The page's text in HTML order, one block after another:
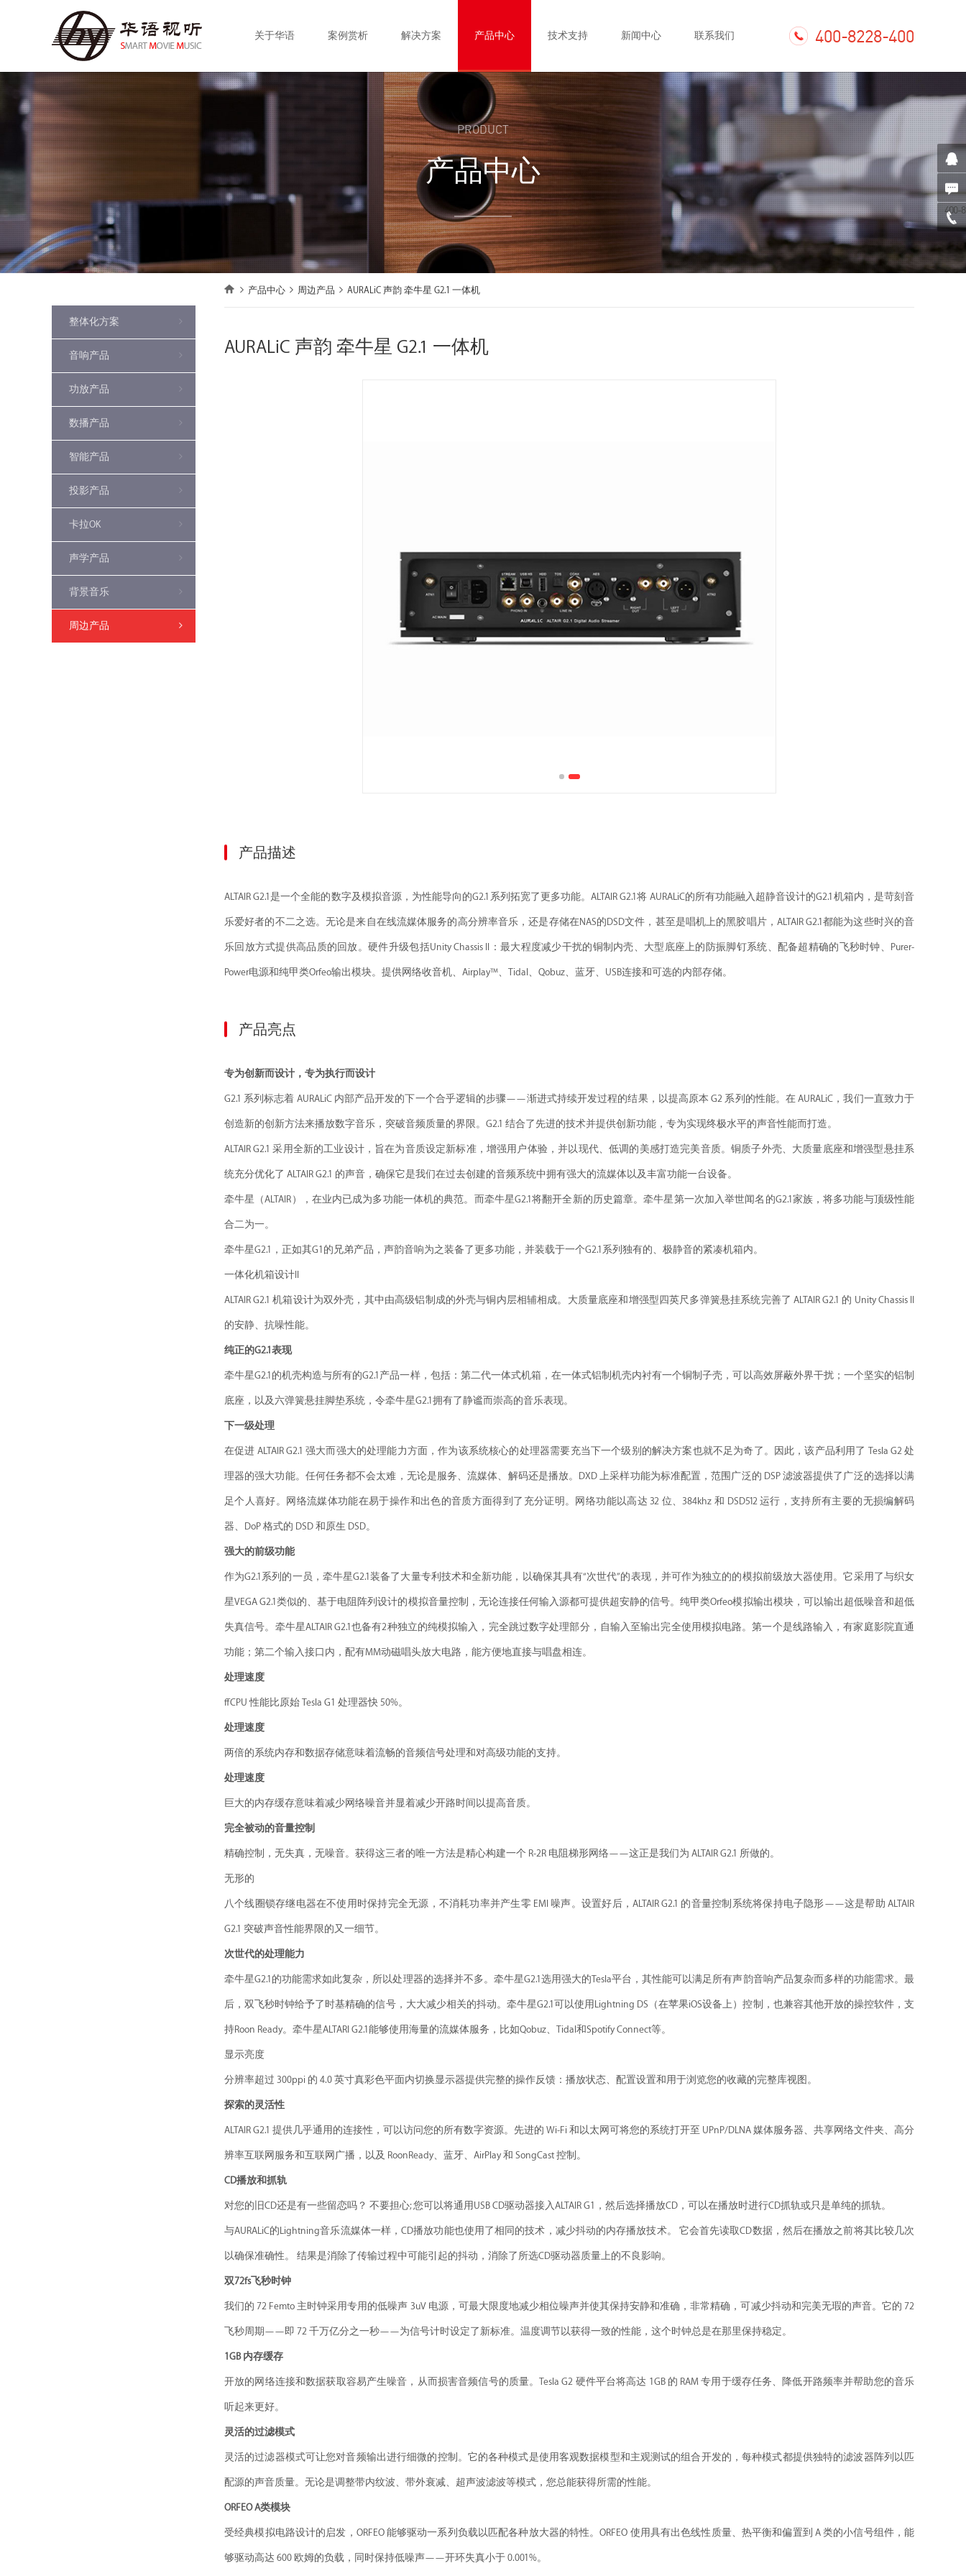
400-8228-400
关于华语 案例赏析 解决方案 产品中心 技术支持 新闻中心 联系我们
PRODUCT
产品中心
整体化方案
音响产品
功放产品
数播产品
智能产品
投影产品
卡拉OK
声学产品
背景音乐
周边产品
产品中心 周边产品 AURALiC 声韵 牵牛星 G2.1 一体机
AURALiC 声韵 牵牛星 G2.1 一体机
产品描述
ALTAIR G2.1是一个全能的数字及模拟音源，为性能导向的G2.1系列拓宽了更多功能。ALTAIR G2.1将 AURALiC的所有功能融入超静音设计的G2.1机箱内，是苛刻音
乐爱好者的不二之选。无论是来自在线流媒体服务的高分辨率音乐，还是存储在NAS的DSD文件，甚至是唱机上的黑胶唱片，ALTAIR G2.1都能为这些时兴的音
乐回放方式提供高品质的回放。硬件升级包括Unity Chassis II：最大程度减少干扰的铜制内壳、大型底座上的防振脚钉系统、配备超精确的飞秒时钟、Purer-
Power电源和纯甲类Orfeo输出模块。提供网络收音机、Airplay™、Tidal、Qobuz、蓝牙、USB连接和可选的内部存储。
产品亮点
专为创新而设计，专为执行而设计
G2.1 系列标志着 AURALiC 内部产品开发的下一个合乎逻辑的步骤——渐进式持续开发过程的结果，以提高原本 G2 系列的性能。在 AURALiC，我们一直致力于
创造新的创新方法来播放数字音乐，突破音频质量的界限。G2.1 结合了先进的技术并提供创新功能，专为实现终极水平的声音性能而打造。
ALTAIR G2.1 采用全新的工业设计，旨在为音质设定新标准，增强用户体验，并以现代、低调的美感打造完美音质。铜质子外壳、大质量底座和增强型悬挂系
统充分优化了 ALTAIR G2.1 的声音，确保它是我们在过去创建的音频系统中拥有强大的流媒体以及丰富功能一台设备。
牵牛星（ALTAIR），在业内已成为多功能一体机的典范。而牵牛星G2.1将翻开全新的历史篇章。牵牛星第一次加入举世闻名的G2.1家族，将多功能与顶级性能
合二为一。
牵牛星G2.1，正如其G1的兄弟产品，声韵音响为之装备了更多功能，并装载于一个G2.1系列独有的、极静音的紧凑机箱内。
一体化机箱设计II
ALTAIR G2.1 机箱设计为双外壳，其中由高级铝制成的外壳与铜内层相辅相成。大质量底座和增强型四英尺多弹簧悬挂系统完善了 ALTAIR G2.1 的 Unity Chassis II
的安静、抗噪性能。
纯正的G2.1表现
牵牛星G2.1的机壳构造与所有的G2.1产品一样，包括：第二代一体式机箱，在一体式铝制机壳内衬有一个铜制子壳，可以高效屏蔽外界干扰；一个坚实的铝制
底座，以及六弹簧悬挂脚垫系统，令牵牛星G2.1拥有了静谧而崇高的音乐表现。
下一级处理
在促进 ALTAIR G2.1 强大而强大的处理能力方面，作为该系统核心的处理器需要充当下一个级别的解决方案也就不足为奇了。因此，该产品利用了 Tesla G2 处
理器的强大功能。任何任务都不会太难，无论是服务、流媒体、解码还是播放。DXD 上采样功能为标准配置，范围广泛的 DSP 滤波器提供了广泛的选择以满
足个人喜好。网络流媒体功能在易于操作和出色的音质方面得到了充分证明。网络功能以高达 32 位、384khz 和 DSD512 运行，支持所有主要的无损编解码
器、DoP 格式的 DSD 和原生 DSD。
强大的前级功能
作为G2.1系列的一员，牵牛星G2.1装备了大量专利技术和全新功能，以确保其具有“次世代”的表现，并可作为独立的的模拟前级放大器使用。它采用了与织女
星VEGA G2.1类似的、基于电阻阵列设计的模拟音量控制，无论连接任何输入源都可提供超安静的信号。纯甲类Orfeo模拟输出模块，可以输出超低噪音和超低
失真信号。牵牛星ALTAIR G2.1也备有2种独立的纯模拟输入，完全跳过数字处理部分，自输入至输出完全使用模拟电路。第一个是线路输入，有家庭影院直通
功能；第二个输入接口内，配有MM动磁唱头放大电路，能方便地直接与唱盘相连。
处理速度
ffCPU 性能比原始 Tesla G1 处理器快 50%。
处理速度
两倍的系统内存和数据存储意味着流畅的音频信号处理和对高级功能的支持。
处理速度
巨大的内存缓存意味着减少网络噪音并显着减少开路时间以提高音质。
完全被动的音量控制
精确控制，无失真，无噪音。获得这三者的唯一方法是精心构建一个 R-2R 电阻梯形网络——这正是我们为 ALTAIR G2.1 所做的。
无形的
八个线圈锁存继电器在不使用时保持完全无源，不消耗功率并产生零 EMI 噪声。设置好后，ALTAIR G2.1 的音量控制系统将保持电子隐形——这是帮助 ALTAIR
G2.1 突破声音性能界限的又一细节。
次世代的处理能力
牵牛星G2.1的功能需求如此复杂，所以处理器的选择并不多。牵牛星G2.1选用强大的Tesla平台，其性能可以满足所有声韵音响产品复杂而多样的功能需求。最
后，双飞秒时钟给予了时基精确的信号，大大减少相关的抖动。牵牛星G2.1可以使用Lightning DS（在苹果iOS设备上）控制，也兼容其他开放的操控软件，支
持Roon Ready。牵牛星ALTARI G2.1能够使用海量的流媒体服务，比如Qobuz、Tidal和Spotify Connect等。
显示亮度
分辨率超过 300ppi 的 4.0 英寸真彩色平面内切换显示器提供完整的操作反馈：播放状态、配置设置和用于浏览您的收藏的完整库视图。
探索的灵活性
ALTAIR G2.1 提供几乎通用的连接性，可以访问您的所有数字资源。先进的 Wi-Fi 和以太网可将您的系统打开至 UPnP/DLNA 媒体服务器、共享网络文件夹、高分
辨率互联网服务和互联网广播，以及 RoonReady、蓝牙、AirPlay 和 SongCast 控制。
CD播放和抓轨
对您的旧CD还是有一些留恋吗？ 不要担心; 您可以将通用USB CD驱动器接入ALTAIR G1，然后选择播放CD，可以在播放时进行CD抓轨或只是单纯的抓轨。
与AURALiC的Lightning音乐流媒体一样，CD播放功能也使用了相同的技术，减少抖动的内存播放技术。 它会首先读取CD数据，然后在播放之前将其比较几次
以确保准确性。 结果是消除了传输过程中可能引起的抖动，消除了所选CD驱动器质量上的不良影响。
双72fs飞秒时钟
我们的 72 Femto 主时钟采用专用的低噪声 3uV 电源，可最大限度地减少相位噪声并使其保持安静和准确，非常精确，可减少抖动和完美无瑕的声音。它的 72
飞秒周期——即 72 千万亿分之一秒——为信号计时设定了新标准。温度调节以获得一致的性能，这个时钟总是在那里保持稳定。
1GB 内存缓存
开放的网络连接和数据获取容易产生噪音，从而损害音频信号的质量。Tesla G2 硬件平台将高达 1GB 的 RAM 专用于缓存任务、降低开路频率并帮助您的音乐
听起来更好。
灵活的过滤模式
灵活的过滤器模式可让您对音频输出进行细微的控制。它的各种模式是使用客观数据模型和主观测试的组合开发的，每种模式都提供独特的滤波器阵列以匹
配源的声音质量。无论是调整带内纹波、带外衰减、超声波滤波等模式，您总能获得所需的性能。
ORFEO A类模块
受经典模拟电路设计的启发，ORFEO 能够驱动一系列负载以匹配各种放大器的特性。ORFEO 使用具有出色线性质量、热平衡和偏置到 A 类的小信号组件，能
够驱动高达 600 欧姆的负载，同时保持低噪声——开环失真小于 0.001%。
400-